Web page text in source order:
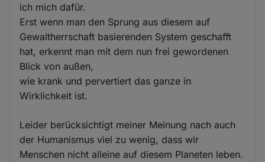
ich mich dafür.
Erst wenn man den Sprung aus diesem auf
Gewaltherrschaft basierenden System geschafft
hat, erkennt man mit dem nun frei gewordenen
Blick von außen,
wie krank und pervertiert das ganze in
Wirklichkeit ist.
Leider berücksichtigt meiner Meinung nach auch
der Humanismus viel zu wenig, dass wir
Menschen nicht alleine auf diesem Planeten leben.